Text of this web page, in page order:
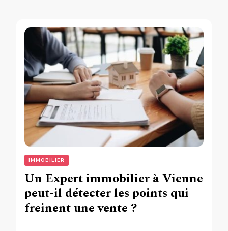
IMMOBILIER
Un Expert immobilier à Vienne
peut-il détecter les points qui
freinent une vente ?